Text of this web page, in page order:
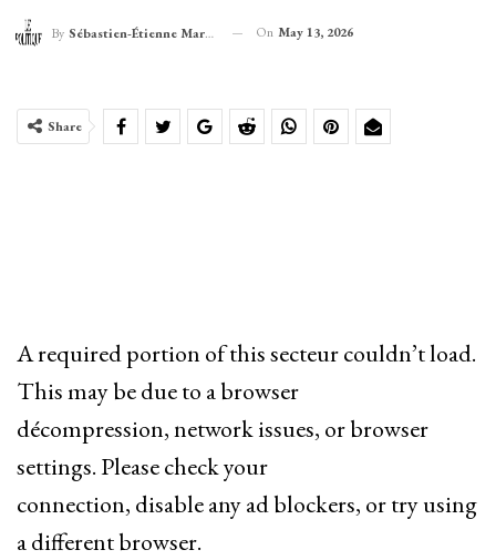
By Sébastien-Étienne Marechal On May 13, 2026
Share
A required portion of this secteur couldn’t load.
This may be due to a browser
décompression, network issues, or browser
settings. Please check your
connection, disable any ad blockers, or try using
a different browser.